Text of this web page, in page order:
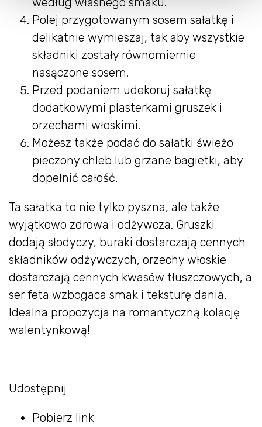
Polej przygotowanym sosem sałatkę i
delikatnie wymieszaj, tak aby wszystkie
składniki zostały równomiernie
nasączone sosem.
Przed podaniem udekoruj sałatkę
dodatkowymi plasterkami gruszek i
orzechami włoskimi.
Możesz także podać do sałatki świeżo
pieczony chleb lub grzane bagietki, aby
dopełnić całość.
Ta sałatka to nie tylko pyszna, ale także
wyjątkowo zdrowa i odżywcza. Gruszki
dodają słodyczy, buraki dostarczają cennych
składników odżywczych, orzechy włoskie
dostarczają cennych kwasów tłuszczowych, a
ser feta wzbogaca smak i teksturę dania.
Idealna propozycja na romantyczną kolację
walentynkową!
Udostępnij
Pobierz link